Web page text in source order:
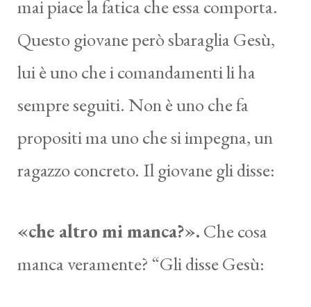
mai piace la fatica che essa comporta.
Questo giovane però sbaraglia Gesù,
lui è uno che i comandamenti li ha
sempre seguiti. Non è uno che fa
propositi ma uno che si impegna, un
ragazzo concreto. Il giovane gli disse:
«che altro mi manca?». Che cosa
manca veramente? “Gli disse Gesù: